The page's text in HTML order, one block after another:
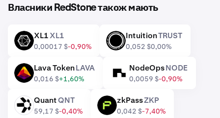
Власники RedStone також мають
XL1 XL1XL1
0,00017 $-0,90%
IntuitionTRUST
0,052 $0,00%
LAVA Lava TokenLAVA
0,016 $+1,60%
NODE NodeOpsNODE
0,0059 $-0,90%
QNT QuantQNT
59,17 $-0,40%
ZKP zkPassZKP
0,042 $-7,40%